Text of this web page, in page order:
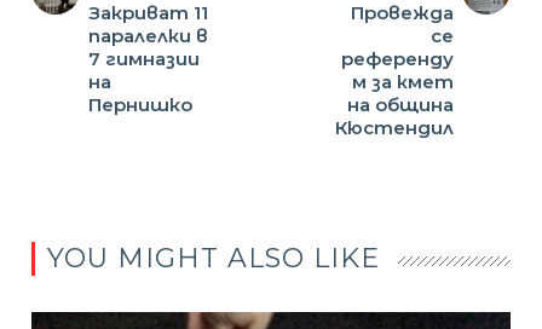
Закриват 11
паралелки в
7 гимназии
на
Пернишко
Провежда
се
референду
м за кмет
на община
Кюстендил
YOU MIGHT ALSO LIKE